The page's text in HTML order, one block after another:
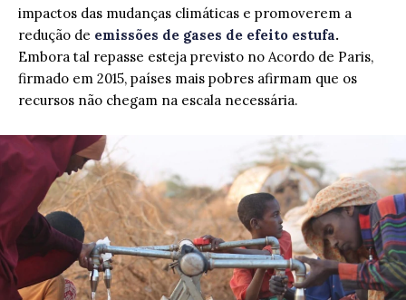
impactos das mudanças climáticas e promoverem a
redução de emissões de gases de efeito estufa.
Embora tal repasse esteja previsto no Acordo de Paris,
firmado em 2015, países mais pobres afirmam que os
recursos não chegam na escala necessária.